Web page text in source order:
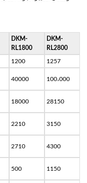
DKM-
RL1800
DKM-
RL2800
1200 1257
40000 100،000
18000 28150
2210 3150
2710 4300
500 1150